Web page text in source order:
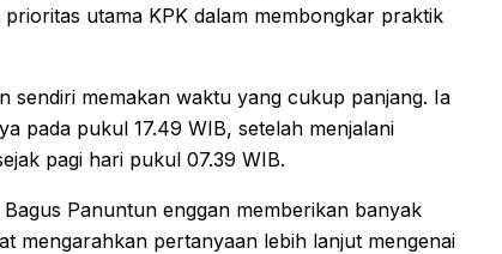
utama KPK dalam membongkar praktik
sendiri memakan waktu yang cukup panjang. Ia
pada pukul 17.49 WIB, setelah menjalani
pagi hari pukul 07.39 WIB.
Panuntun enggan memberikan banyak
mengarahkan pertanyaan lebih lanjut mengenai